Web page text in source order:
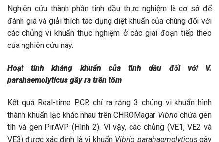
Nghiên cứu thành phần tinh dầu thực nghiệm là cơ sở để
đánh giá và giải thích tác dụng diệt khuẩn của chúng đối với
các chủng vi khuẩn thực nghiệm ở các giai đoạn tiếp theo
của nghiên cứu này.
Hoạt tính kháng khuẩn của tinh dầu đối với V.
parahaemolyticus gây ra trên tôm
Kết quả Real-time PCR chỉ ra rằng 3 chủng vi khuẩn hình
thành khuẩn lạc khác nhau trên CHROMagar Vibriochứa gen
tlh và gen PirAVP (Hình 2). Vì vậy, các chủng (VE1, VE2 và
VE3) được xác định là vi khuẩn Vibrio parahaemolyticusgây